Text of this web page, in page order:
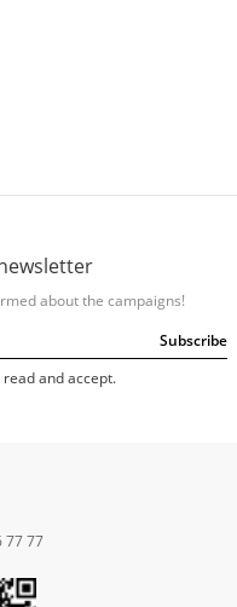
about the campaigns!
Subscribe
read and accept.
77 77